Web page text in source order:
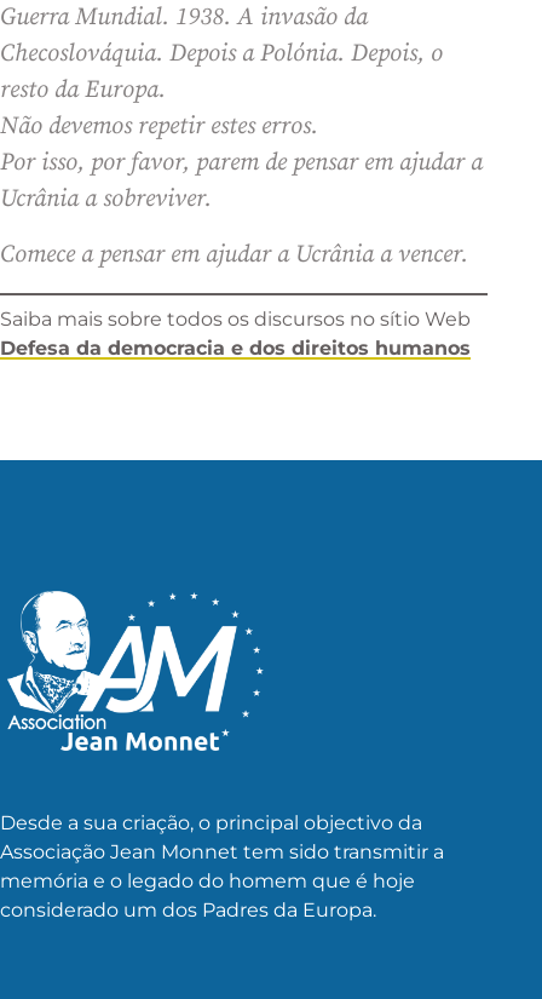
Guerra Mundial. 1938. A invasão da
Checoslováquia. Depois a Polónia. Depois, o
resto da Europa.
Não devemos repetir estes erros.
Por isso, por favor, parem de pensar em ajudar a
Ucrânia a sobreviver.
Comece a pensar em ajudar a Ucrânia a vencer.
Saiba mais sobre todos os discursos no sítio Web
Defesa da democracia e dos direitos humanos
Desde a sua criação, o principal objectivo da
Associação Jean Monnet tem sido transmitir a
memória e o legado do homem que é hoje
considerado um dos Padres da Europa.